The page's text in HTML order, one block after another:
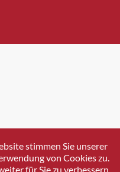
stimmen Sie unserer
von Cookies zu.
für Sie zu verbessern.